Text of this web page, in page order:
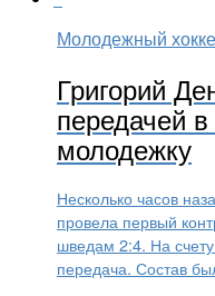
Молодежный
Григорий
передачей
молодежку
Несколько часов
провела первый
шведам 2:4. На
передача. Состав